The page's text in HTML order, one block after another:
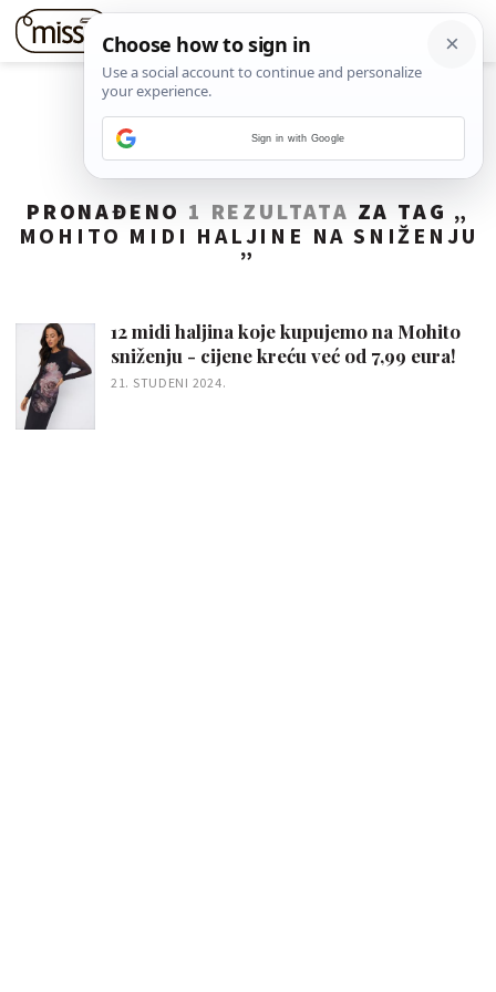
PRONAĐENO 1 REZULTATA ZA TAG „
MOHITO MIDI HALJINE NA SNIŽENJU
”
12 midi haljina koje kupujemo na Mohito
sniženju - cijene kreću već od 7,99 eura!
21. STUDENI 2024.
Sign in with Google